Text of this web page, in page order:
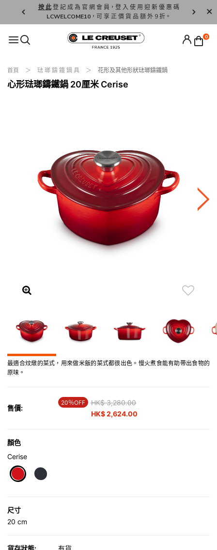
按 此登 記 成 為 官 網 會 員，登 入 使 用 迎 新 優 惠 碼
LCWELCOME10，可 享 正 價 貨 品 額 外 9 折。
香 港 / 澳
0
首頁 琺 瑯 鑄 鐵 鍋 具 花形及其他形狀琺瑯鑄鐵鍋
心形琺瑯鑄鐵鍋 20厘米 Cerise
最適合炆燉的菜式，用來做米飯的菜式都很出色。慢火煮食能有助帶出食物的
原味。
售價:
20％OFF Price reduced from
HK$ 3,280.00to
HK$ 2,624.00
顏色
Cerise
尺寸
20 cm
貨存狀態: 有貨